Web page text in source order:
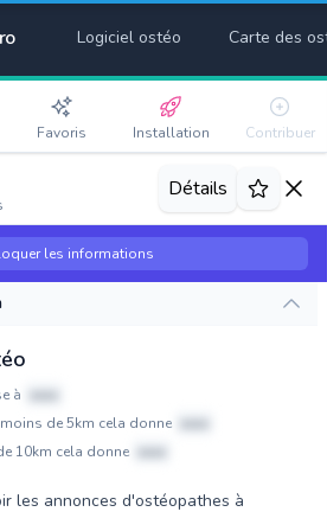
Logiciel ostéo Carte des
Favoris Installation Contribuer
Détails
les informations
à
xxxx
de 5km cela donne
xxxx
10km cela donne
xxxx
les annonces d'ostéopathes à